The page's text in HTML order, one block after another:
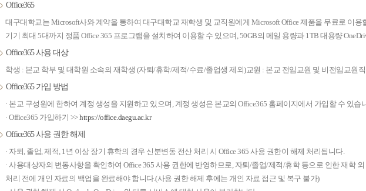
Office365
대구대학교는 Microsoft사와 계약을 통하여 대구대학교 재학생 및 교직원에게 Microsoft Office 제품을 무료로 이
기기 최대 5대까지 정품 Office 365 프로그램을 설치하여 이용할 수 있으며, 50GB의 메일 용량과 1TB 대용량
Office365 사용 대상
학생 : 본교 학부 및 대학원 소속의 재학생 (자퇴/휴학/제적/수료/졸업생 제외)교원 : 본교 전임교원 및 비전임교원
Office365 가입 방법
· 본교 구성원에 한하여 계정 생성을 지원하고 있으며, 계정 생성은 본교의 Office365 홈페이지에서 가입할 수 있습
· Office365 가입하기 >>https://office.daegu.ac.kr
Office365 사용 권한 해제
· 자퇴, 졸업, 제적, 1년 이상 장기 휴학의 경우 신분변동 전산 처리 시 Office 365 사용 권한이 해제 처리됩니다.
· 사용대상자의 변동사항을 확인하여 Office 365 사용 권한에 반영하므로, 자퇴/졸업/제적/휴학 등으로 인한 재학
처리 전에 개인 자료의 백업을 완료해야 합니다.(사용 권한 해제 후에는 개인 자료 접근 및 복구 불가)